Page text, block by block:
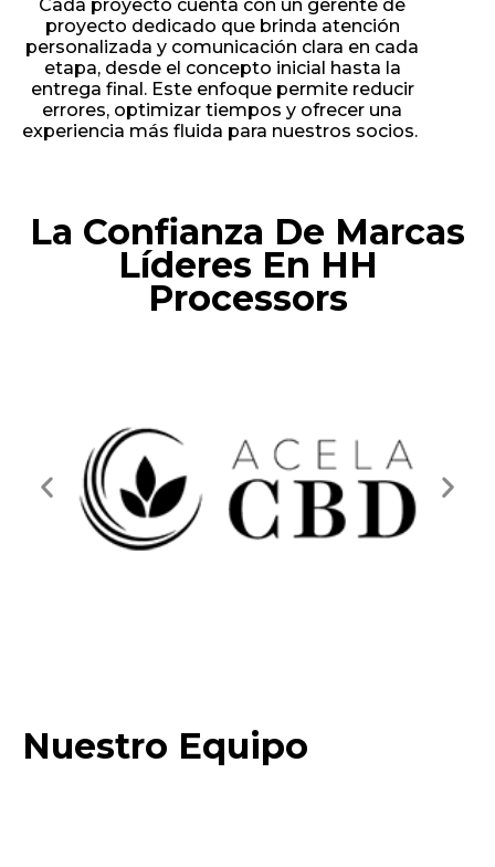
Cada proyecto cuenta con un gerente de
proyecto dedicado que brinda atención
personalizada y comunicación clara en cada
etapa, desde el concepto inicial hasta la
entrega final. Este enfoque permite reducir
errores, optimizar tiempos y ofrecer una
experiencia más fluida para nuestros socios.
La Confianza De Marcas
Líderes En HH
Processors
Nuestro Equipo